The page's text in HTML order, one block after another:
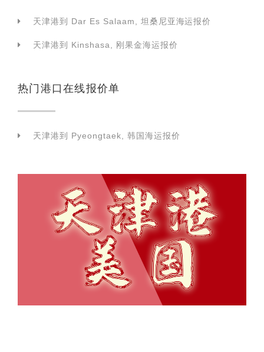
天津港到 Dar Es Salaam, 坦桑尼亚海运报价
天津港到 Kinshasa, 刚果金海运报价
热门港口在线报价单
天津港到 Pyeongtaek, 韩国海运报价